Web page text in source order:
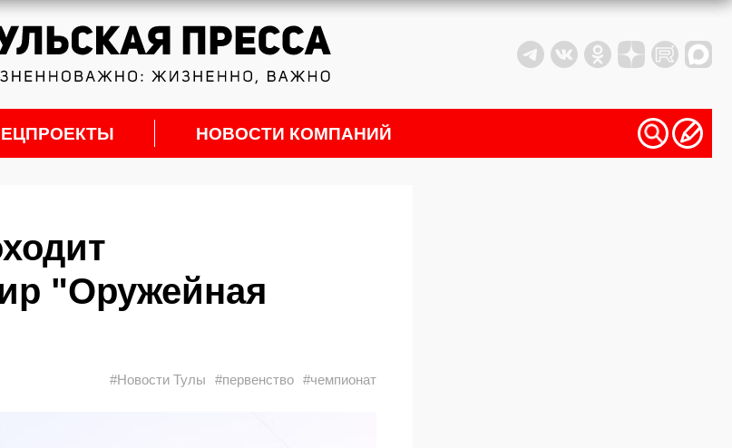
НОВОСТИ КОМПАНИЙ
"Оружейная
#Новости Тулы #первенство #чемпионат